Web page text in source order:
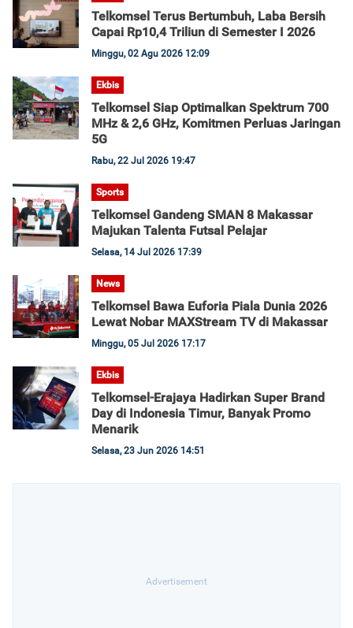
Telkomsel Terus Bertumbuh, Laba Bersih
Capai Rp10,4 Triliun di Semester I 2026
Minggu, 02 Agu 2026 12:09
Ekbis
Telkomsel Siap Optimalkan Spektrum 700
MHz & 2,6 GHz, Komitmen Perluas Jaringan
5G
Rabu, 22 Jul 2026 19:47
Sports
Telkomsel Gandeng SMAN 8 Makassar
Majukan Talenta Futsal Pelajar
Selasa, 14 Jul 2026 17:39
News
Telkomsel Bawa Euforia Piala Dunia 2026
Lewat Nobar MAXStream TV di Makassar
Minggu, 05 Jul 2026 17:17
Ekbis
Telkomsel-Erajaya Hadirkan Super Brand
Day di Indonesia Timur, Banyak Promo
Menarik
Selasa, 23 Jun 2026 14:51